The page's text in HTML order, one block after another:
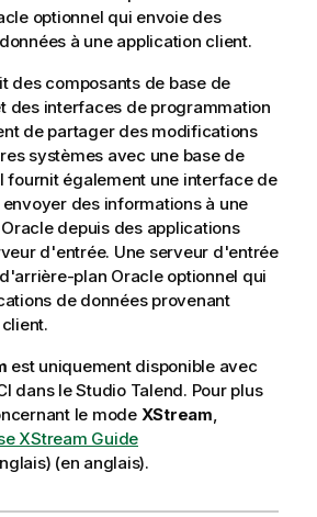
optionnel qui envoie des
à une application client.
des composants de base de
des interfaces de programmation
de partager des modifications
systèmes avec une base de
fournit également une interface de
des informations à une
depuis des applications
d'entrée. Une serveur d'entrée
plan Oracle optionnel qui
de données provenant
est uniquement disponible avec
dans leStudio Talend. Pour plus
le mode XStream,
XStream Guide
(en anglais).